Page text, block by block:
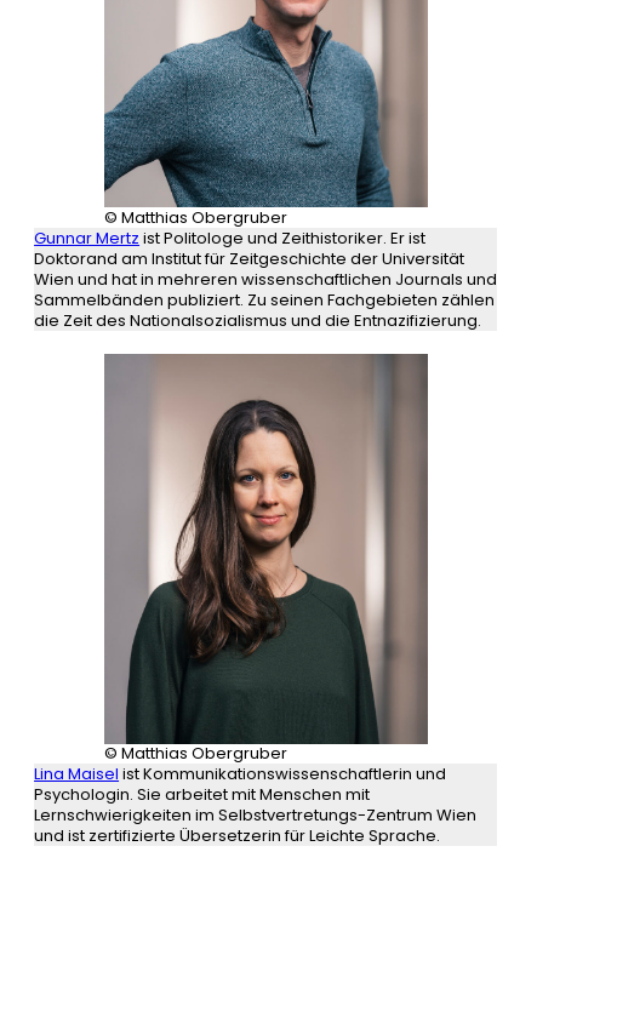
© Matthias Obergruber
Gunnar Mertz ist Politologe und Zeithistoriker. Er ist
Doktorand am Institut für Zeitgeschichte der Universität
Wien und hat in mehreren wissenschaftlichen Journals und
Sammelbänden publiziert. Zu seinen Fachgebieten zählen
die Zeit des Nationalsozialismus und die Entnazifizierung.
© Matthias Obergruber
Lina Maisel ist Kommunikationswissenschaftlerin und
Psychologin. Sie arbeitet mit Menschen mit
Lernschwierigkeiten im Selbstvertretungs-Zentrum Wien
und ist zertifizierte Übersetzerin für Leichte Sprache.